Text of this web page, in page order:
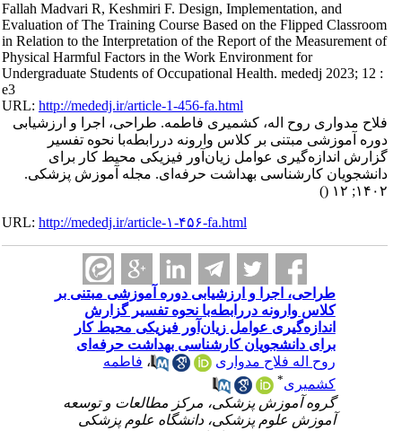
Fallah Madvari R, Keshmiri F. Design, Implementation, and
Evaluation of The Training Course Based on the Flipped Classroom
in Relation to the Interpretation of the Report of the Measurement of
Physical Harmful Factors in the Work Environment for
Undergraduate Students of Occupational Health. mededj 2023; 12 :
e3
URL:http://mededj.ir/article-1-456-fa.html
فلاح مدواری روح اله، کشمیری فاطمه. طراحی، اجرا و ارزشیابی
دوره آموزشی مبتنی بر کلاس وارونه دررابطه‌با نحوه تفسیر
گزارش اندازه‌گیری عوامل زیان‌آور فیزیکی محیط کار برای
دانشجویان کارشناسی بهداشت حرفه‌ای. مجله آموزش پزشکی.
۱۴۰۲; ۱۲
()
URL:http://mededj.ir/article-۱-۴۵۶-fa.html
طراحی، اجرا و ارزشیابی دوره آموزشی مبتنی بر
کلاس وارونه دررابطه‌با نحوه تفسیر گزارش
اندازه‌گیری عوامل زیان‌آور فیزیکی محیط کار
برای دانشجویان کارشناسی بهداشت حرفه‌ای
روح اله فلاح مدواری
،فاطمه
کشمیری
گروه آموزش پزشکی، مرکز مطالعات و توسعه
آموزش علوم پزشکی، دانشگاه علوم پزشکی